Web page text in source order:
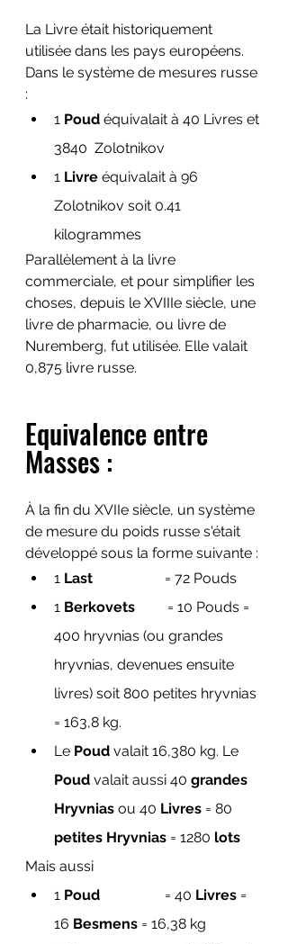
La Livre était historiquement
utilisée dans les pays européens.
Dans le système de mesures russe
:
1 Poud équivalait à 40 Livres et
3840  Zolotnikov
1 Livre équivalait à 96
Zolotnikov soit 0.41
kilogrammes
Parallèlement à la livre
commerciale, et pour simplifier les
choses, depuis le XVIIIe siècle, une
livre de pharmacie, ou livre de
Nuremberg, fut utilisée. Elle valait
0,875 livre russe.
Equivalence entre
Masses :
À la fin du XVIIe siècle, un système
de mesure du poids russe s'était
développé sous la forme suivante :
1 Last
                    = 72 Pouds
1 Berkovets
         = 10 Pouds =
400 hryvnias (ou grandes
hryvnias, devenues ensuite
livres) soit 800 petites hryvnias
= 163,8 kg.
Le Poud valait 16,380 kg. Le
Poud valait aussi 40 grandes
Hryvnias ou 40 Livres = 80
petites Hryvnias = 1280 lots
Mais aussi
1 Poud
                  = 40
Livres =
16 Besmens = 16,38 kg